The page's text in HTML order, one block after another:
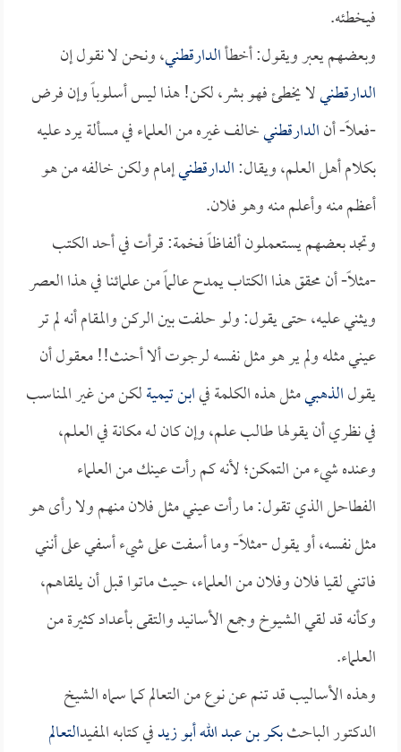
فيخطئه.
وبعضهم يعبر ويقول: أخطأالدارقطني، ونحن لا نقول إن
الدارقطنيلا يخطئ فهو بشر، لكن! هذا ليس أسلوباً وإن فرض
-فعلاً- أنالدارقطنيخالف غيره من العلماء في مسألة يرد عليه
بكلام أهل العلم، ويقال:الدارقطنيإمام ولكن خالفه من هو
أعظم منه وأعلم منه وهو فلان.
وتجد بعضهم يستعملون ألفاظاً فخمة: قرأت في أحد الكتب
-مثلاً- أن محقق هذا الكتاب يمدح عالماً من علمائنا في هذا العصر
ويثني عليه، حتى يقول: ولو حلفت بين الركن والمقام أنه لم تر
عيني مثله ولم ير هو مثل نفسه لرجوت ألا أحنث!! معقول أن
يقولالذهبيمثل هذه الكلمة فيابن تيميةلكن من غير المناسب
في نظري أن يقولها طالب علم، وإن كان لـه مكانة في العلم،
وعنده شيء من التمكن؛ لأنه كم رأت عينك من العلماء
الفطاحل الذي تقول: ما رأت عيني مثل فلان منهم ولا رأى هو
مثل نفسه، أو يقول -مثلاً- وما أسفت على شيء أسفي على أنني
فاتني لقيا فلان وفلان من العلماء، حيث ماتوا قبل أن يلقاهم،
وكأنه قد لقي الشيوخ وجمع الأسانيد والتقى بأعداد كثيرة من
العلماء.
وهذه الأساليب قد تنم عن نوع من التعالم كما سماه الشيخ
الدكتور الباحثبكر بن عبد الله أبو زيدفي كتابه المفيدالتعالم